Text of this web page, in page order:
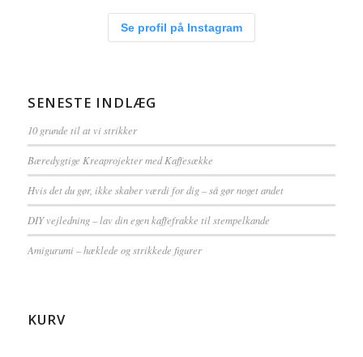
Se profil på Instagram
SENESTE INDLÆG
10 grunde til at vi strikker
Bæredygtige Kreaprojekter med Kaffesække
Hvis det du gør, ikke skaber værdi for dig – så gør noget andet
DIY vejledning – lav din egen kaffefrakke til stempelkande
Amigurumi – hæklede og strikkede figurer
KURV